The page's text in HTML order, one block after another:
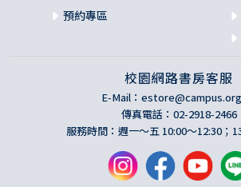
預約專區
校園網路書房客服
E-Mail：
傳真電話：02-2918-2466
服務時間：週一～五 10:00～12:30；